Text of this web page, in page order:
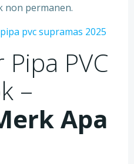
non permanen.
pvc supramas 2025
PVC
–
Apa